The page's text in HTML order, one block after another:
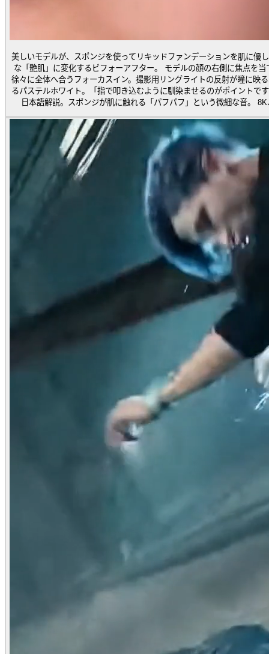
美しいモデルが、スポンジを使ってリキッドファンデーションを肌に優
な「艶肌」に変化するビフォーアフター。 モデルの顔の右側に焦点を
徐々に全体へ合うフォーカスイン。撮影用リングライトの反射が瞳に映
るパステルホワイト。「指で叩き込むように馴染ませるのがポイントで
日本語解説。スポンジが肌に触れる「パフパフ」という微細な音。